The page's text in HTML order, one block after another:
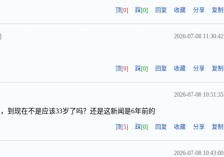
顶[0] 踩[0] 回复 收藏 分享 复制
2026-07-08 11:30:42
顶[9] 踩[0] 回复 收藏 分享 复制
2026-07-08 10:51:35
到现在不是应该33岁了吗？还是这新闻是6年前的
顶[5] 踩[0] 回复 收藏 分享 复制
2026-07-08 10:43:00